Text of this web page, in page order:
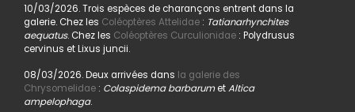
10/03/2026. Trois espèces de charançons entrent dans la
galerie. Chez les Coléoptères Attelidae: Tatianarhynchites
aequatus. Chez les Coléoptères Curculionidae: Polydrusus
cervinus et Lixus juncii.
08/03/2026. Deux arrivées dans la galerie des
Chrysomelidae: Colaspidema barbarumetAltica
ampelophaga.